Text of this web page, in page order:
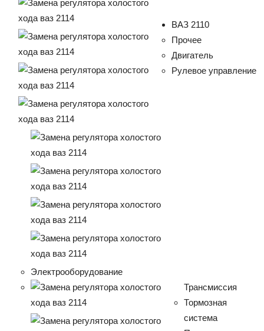
ВАЗ 2110
Прочее
Двигатель
Рулевое управление
Электрооборудование
Трансмиссия
Тормозная
система